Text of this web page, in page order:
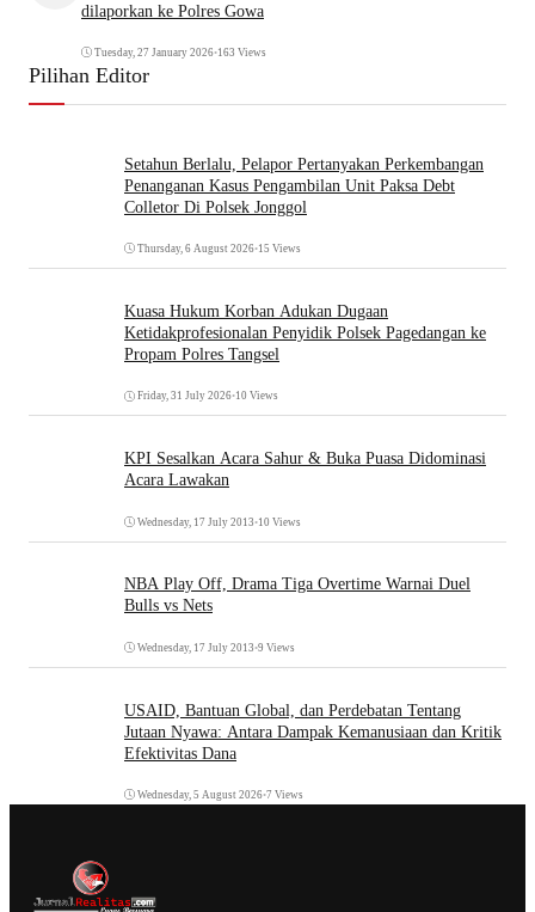
dilaporkan ke Polres Gowa
Tuesday, 27 January 2026•163 Views
Pilihan Editor
Setahun Berlalu, Pelapor Pertanyakan Perkembangan
Penanganan Kasus Pengambilan Unit Paksa Debt
Colletor Di Polsek Jonggol
Thursday, 6 August 2026•15 Views
Kuasa Hukum Korban Adukan Dugaan
Ketidakprofesionalan Penyidik Polsek Pagedangan ke
Propam Polres Tangsel
Friday, 31 July 2026•10 Views
KPI Sesalkan Acara Sahur & Buka Puasa Didominasi
Acara Lawakan
Wednesday, 17 July 2013 •10 Views
NBA Play Off, Drama Tiga Overtime Warnai Duel
Bulls vs Nets
Wednesday, 17 July 2013 •9 Views
USAID, Bantuan Global, dan Perdebatan Tentang
Jutaan Nyawa: Antara Dampak Kemanusiaan dan Kritik
Efektivitas Dana
Wednesday, 5 August 2026•7 Views